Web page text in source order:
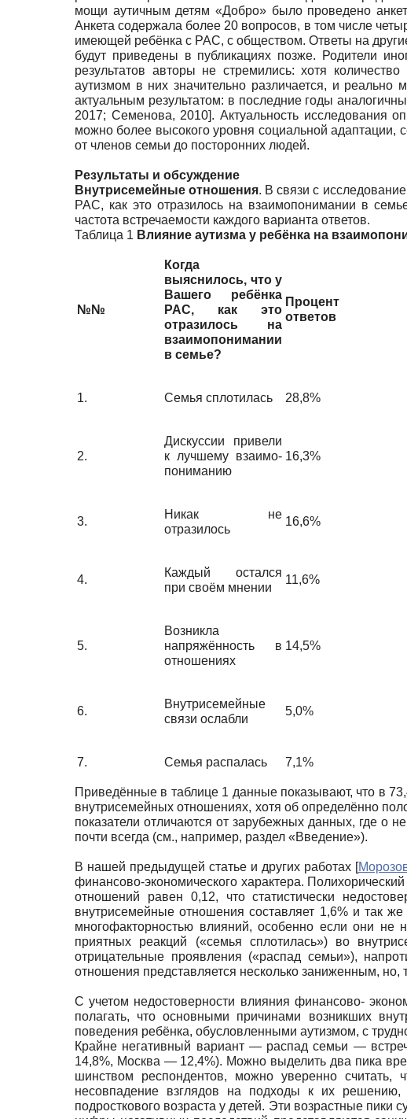
мощи аутичным детям «Добро» было проведено
Анкета со­держала более 20 вопросов, в том числе
имеющей ребёнка с РАС, с обществом. Ответы на
будут при­ведены в публикациях позже. Родители
результатов авторы не стремились: хотя
аутизмом в них значительно раз­личается, и
актуальным результатом: в последние годы
2017; Семенова, 2010]. Актуальность иссле­дования
можно более высокого уровня социальной адаптации,
от членов семьи до посторонних людей.
Результаты и обсуждение
Внутрисемейные отношения. В связи с
РАС, как это отразилось на взаимопонимании в
частота встречаемости каждого варианта ответов.
Таблица 1 Влияние аутизма у ребёнка на
№№
Когда
выяснилось, что у
Вашего ребёнка
РАС, как это
отразилось на
взаимопонимании
в семье?
Процент
ответов
1. Семья сплотилась 28,8%
2.
Дискуссии привели
к лучшему взаимо­
пониманию
16,3%
3.
Никак не
отразилось
16,6%
4.
Каждый остался
при своём мнении
11,6%
5.
Возникла
напряжённость в
отношениях
14,5%
6.
Внутрисемейные
связи ослабли
5,0%
7. Семья распалась 7,1%
Приведённые в таблице 1 данные показывают, что в
вну­трисемейных отношениях, хотя об определённо
показа­тели отличаются от зарубежных данных, где о
почти всегда (см., например, раздел «Введение»).
В нашей предыдущей статье и других работах [
финансово-экономи­ческого характера.
отношений равен 0,12, что статистически
внутрисемейные отношения составляет 1,6% и так
многофакторностью влияний, особенно если они не
приятных реакций («семья сплотилась») во
отрицательные проявления («распад семьи»),
отношения представляется несколько заниженным, но,
С учетом недостоверности влияния финансово-
пола­гать, что основными причинами возникших
поведения ребёнка, обусловленными аутизмом, с
Крайне негативный вариант — распад семьи —
14,8%, Москва — 12,4%). Можно выделить два пика
шинством респондентов, можно уверенно
несовпадение взглядов на подходы к их
подросткового возраста у детей. Эти возрастные пики